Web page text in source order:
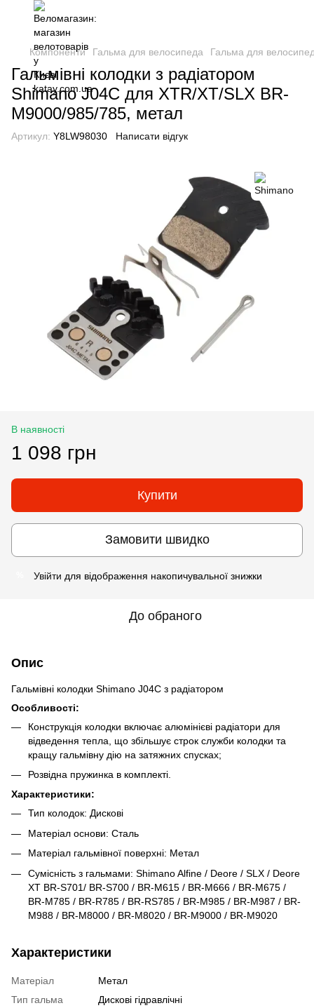
Компоненти Гальма для велосипеда Гальма для
Гальмівні колодки з радіатором
Shimano J04C для XTR/XT/SLX BR-
M9000/985/785, метал
Артикул: Y8LW98030 Написати відгук
В наявності
1 098 грн
Купити
Замовити швидко
Увійти для відображення накопичувальної знижки
До обраного
Опис
Гальмівні колодки Shimano J04C з радіатором
Особливості:
Конструкція колодки включає алюмінієві радіатори для
відведення тепла, що збільшує строк служби колодки та
кращу гальмівну дію на затяжних спусках;
Розвідна пружинка в комплекті.
Характеристики:
Тип колодок: Дискові
Матеріал основи: Сталь
Матеріал гальмівної поверхні: Метал
Сумісність з гальмами: Shimano Alfine / Deore / SLX / Deore
XT BR-S701/ BR-S700 / BR-M615 / BR-M666 / BR-M675 /
BR-М785 / BR-R785 / BR-RS785 / BR-M985 / BR-M987 / BR-
M988 / BR-M8000 / BR-M8020 / BR-M9000 / BR-M9020
Характеристики
Матеріал
Метал
Тип гальма
Дискові гідравлічні